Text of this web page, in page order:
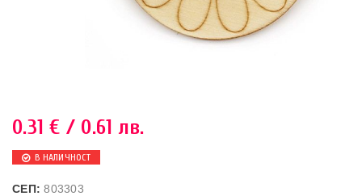
0.31€ / 0.61 лв.
В НАЛИЧНОСТ
СЕП:803303